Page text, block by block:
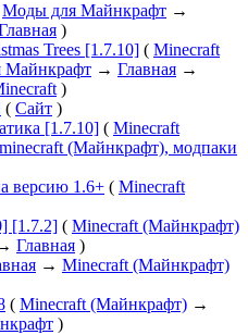
Моды для Майнкрафт →
)
Trees [1.7.10] ( Minecraft
→ Главная →
)
( Сайт )
[1.7.10] ( Minecraft
(Майнкрафт), модпаки
версию 1.6+ ( Minecraft
[1.7.2] ( Minecraft (Майнкрафт)
Главная )
→ Minecraft (Майнкрафт)
( Minecraft (Майнкрафт) →
)